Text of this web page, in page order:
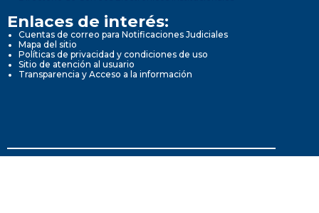
Enlaces de interés:
Cuentas de correo para Notificaciones Judiciales
Mapa del sitio
Políticas de privacidad y condiciones de uso
Sitio de atención al usuario
Transparencia y Acceso a la información